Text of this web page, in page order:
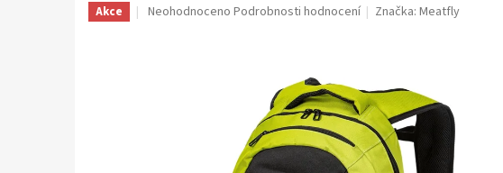
Akce
Průměrné
Neohodnoceno Podrobnosti hodnocení Značka:Meatfly